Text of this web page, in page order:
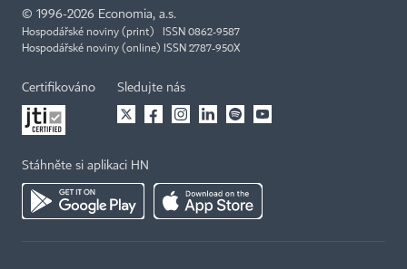
© 1996-2026 Economia, a.s.
Hospodářské noviny (print) ISSN 0862-9587
Hospodářské noviny (online) ISSN 2787-950X
Certifikováno Sledujte nás
Stáhněte si aplikaci HN